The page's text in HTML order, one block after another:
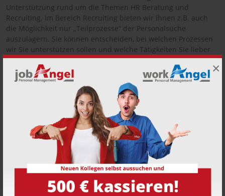
×
Unterstützung rund um die Themen HR Beratung und
Recruiting. Im Bereich Recruiting bieten wir Ihnen z.B. auch
die Möglichkeit nur „Teilprozesse“ der Personalsuche
auszulagern. Sie können entscheiden, bei welchen Prozessen
wir Sie unterstützen sollen und welche Tätigkeiten Sie lieber
selbst übernehmen. Bei dieser Form des „Teilprozess
Outsourcings“ beraten wir Sie gerne individuell und auf Ihre
Wünsche und Bedürfnisse abgestimmt. Sprechen Sie mit uns
über die vielfältigen Möglichkeiten!
Dienstleistungsorientiert &
Qualitätsbewusst
Der Dienstleistungsgedanke wird von uns gelebt. Wir
verstehen uns als Dienstleister und Partner, sowohl für den
Kunden, als auch für den Bewerber und Mitarbeiter. Der
Begriff „Personaldienstleister“ ist für uns nicht nur eine hohle
Phrase, sondern täglicher Bestandteil unseres Handelns.